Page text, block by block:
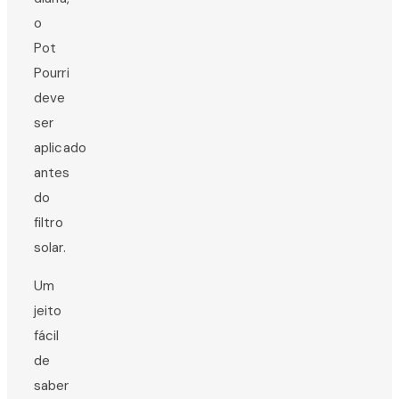
o
Pot
Pourri
deve
ser
aplicado
antes
do
filtro
solar.
Um
jeito
fácil
de
saber